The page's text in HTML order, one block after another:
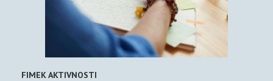
FIMEK AKTIVNOSTI